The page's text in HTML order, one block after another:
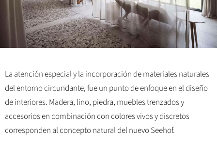
La atención especial y la incorporación de materiales naturales
del entorno circundante, fue un punto de enfoque en el diseño
de interiores. Madera, lino, piedra, muebles trenzados y
accesorios en combinación con colores vivos y discretos
corresponden al concepto natural del nuevo Seehof.